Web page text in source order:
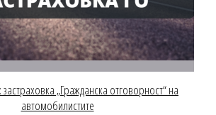
„Гражданска отговорност“ на
автомобилистите